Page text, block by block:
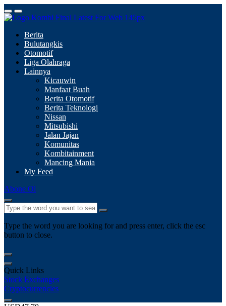
Berita
Bulutangkis
Otomotif
Liga Olahraga
Lainnya
Kicauwin
Manfaat Buah
Berita Otomotif
Berita Teknologi
Nissan
Mitsubishi
Jalan Jajan
Komunitas
Kombitainment
Mancing Mania
My Feed
Abone Ol
Type the word you are looking for and press enter, click the esc
button to close.
Quick Links
Stock Exchanges
Cryptocurrencies